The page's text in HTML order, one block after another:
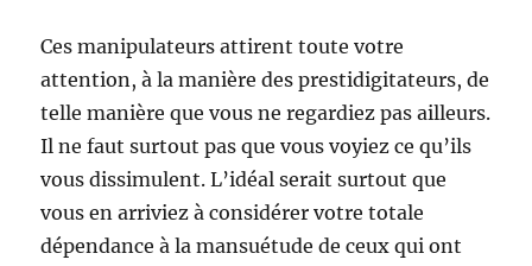
Ces manipulateurs attirent toute votre
attention, à la manière des prestidigitateurs, de
telle manière que vous ne regardiez pas ailleurs.
Il ne faut surtout pas que vous voyiez ce qu’ils
vous dissimulent. L’idéal serait surtout que
vous en arriviez à considérer votre totale
dépendance à la mansuétude de ceux qui ont